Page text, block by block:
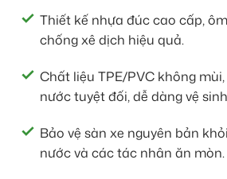
Thiết kế nhựa đúc cao cấp,
chống xê dịch hiệu quả.
Chất liệu TPE/PVC không
nước tuyệt đối, dễ dàng vệ
Bảo vệ sàn xe nguyên bản
nước và các tác nhân ăn mòn.